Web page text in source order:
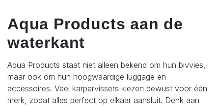
Aqua Products aan de
waterkant
Aqua Products staat niet alleen bekend om hun bivvies,
maar ook om hun hoogwaardige luggage en
accessoires. Veel karpervissers kiezen bewust voor één
merk, zodat alles perfect op elkaar aansluit. Denk aan